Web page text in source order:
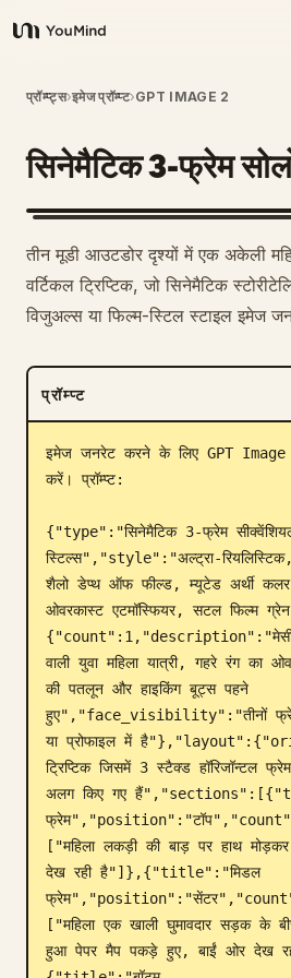
YouMind
अवलोकन
उपयोग के मामले
प्रॉम्प्ट
मूल्य निर्धारण
डाउनलोड
ब्लॉग
अपडेट
प्रॉम्प्ट्स›इमेज प्रॉम्प्ट›GPT IMAGE 2
सिनेमैटिक 3-फ्रेम
तीन मूडी आउटडोर दृश्यों में एक अकेली
वर्टिकल ट्रिप्टिक, जो सिनेमैटिक
विजुअल्स या फिल्म-स्टिल स्टाइल इमेज
प्रॉम्प्ट
इमेज जनरेट करने के लिए GPT Image
करें। प्रॉम्प्ट:
{"type":"सिनेमैटिक 3-फ्रेम
स्टिल्स","style":"अल्ट्रा-
शैलो डेप्थ ऑफ फील्ड, म्यूटेड अर्थी कलर
ओवरकास्ट एटमॉस्फियर, सटल फिल्म
{"count":1,"description":"मेसी
वाली युवा महिला यात्री, गहरे रंग का
की पतलून और हाइकिंग बूट्स पहने
हुए","face_visibility":"तीनों फ्रेम
या प्रोफाइल में
ट्रिप्टिक जिसमें 3 स्टैक्ड हॉरिजॉन्टल
अलग किए गए
["महिला लकड़ी की बाड़ पर हाथ
देख रही है"]},{"title":"मिडल
["महिला एक खाली घुमावदार सड़क के
हुआ पेपर मैप पकड़े हुए, बाईं ओर देख